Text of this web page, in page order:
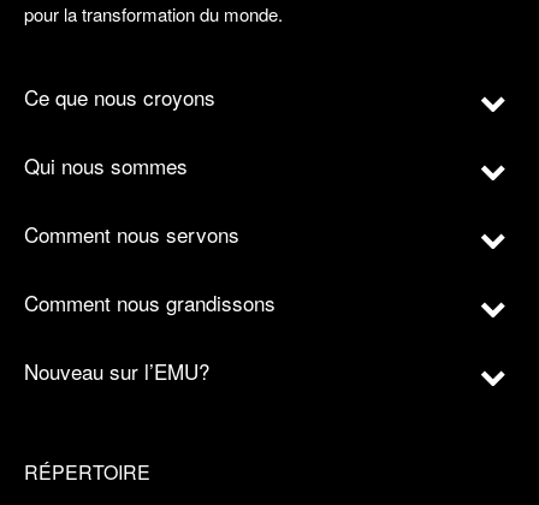
pour la transformation du monde.
Ce que nous croyons
Qui nous sommes
Comment nous servons
Comment nous grandissons
Nouveau sur l’EMU?
RÉPERTOIRE